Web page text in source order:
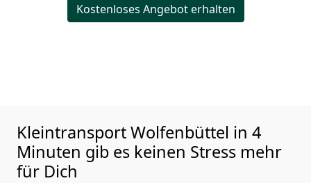
Kostenloses Angebot erhalten
KleintransportWolfenbüttel in 4
Minuten gib es keinen Stress mehr
für Dich